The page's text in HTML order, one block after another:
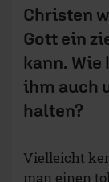
Christen
Gott ein
kann.
ihm auch
halten?
Vielleicht
man einen